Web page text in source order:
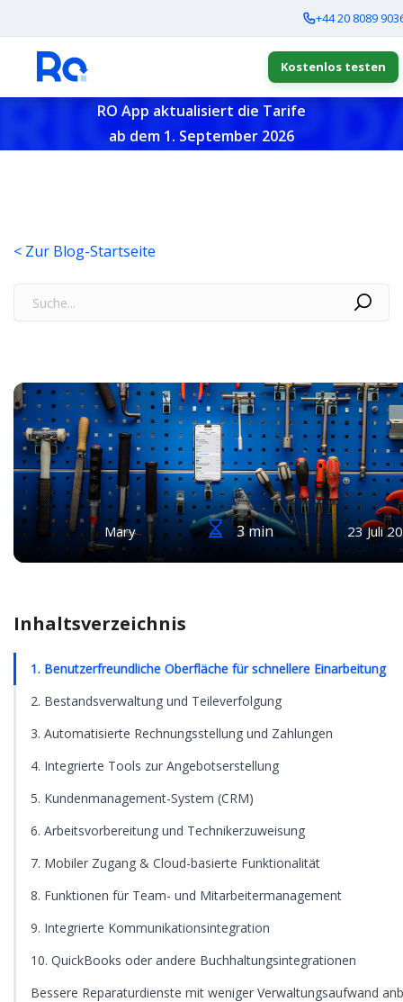
+44 20 8089
Kostenlos testen
RO App aktualisiert die Tarife
ab dem 1. September 2026
< Zur Blog-Startseite
Mary 3 min 23 Juli
Inhaltsverzeichnis
1. Benutzerfreundliche Oberfläche für schnellere Einarbeitung
2. Bestandsverwaltung und Teileverfolgung
3. Automatisierte Rechnungsstellung und Zahlungen
4. Integrierte Tools zur Angebotserstellung
5. Kundenmanagement-System (CRM)
6. Arbeitsvorbereitung und Technikerzuweisung
7. Mobiler Zugang & Cloud-basierte Funktionalität
8. Funktionen für Team- und Mitarbeitermanagement
9. Integrierte Kommunikationsintegration
10. QuickBooks oder andere Buchhaltungsintegrationen
Bessere Reparaturdienste mit weniger Verwaltungsaufwand